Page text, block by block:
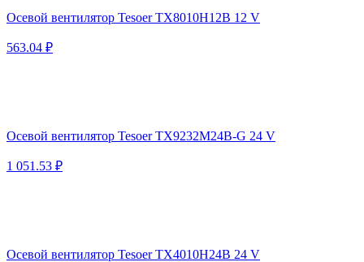
Осевой вентилятор Tesoer TX8010H12B 12 V
563.04 ₽
Осевой вентилятор Tesoer TX9232M24B-G 24 V
1 051.53 ₽
Осевой вентилятор Tesoer TX4010H24B 24 V